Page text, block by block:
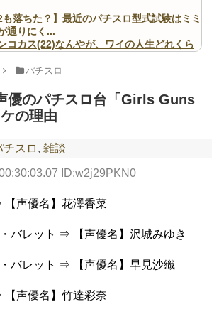
も落ちた？】最近のパチスロ型式試験はミミ
通りにく...
コカス(22)なんやが、ワイの人生どれくら
とかいうクソアニメの思い出ｗｗｗ
相互RSS
パチスロ
優のパチスロ台「Girls Guns
の理由
チスロ ,雑談
ID:w2j29PKN0
【声優名】花澤香菜
・バレット ⇒ 【声優名】沢城みゆき
・バレット ⇒ 【声優名】早見沙織
【声優名】竹達彩奈